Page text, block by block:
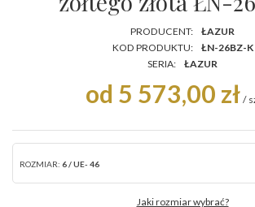
PRODUCENT:
ŁAZUR
KOD PRODUKTU:
ŁN-26BZ-K
SERIA:
ŁAZUR
od 5 573,00 zł /
ROZMIAR: 6 / UE- 46
Jaki rozmiar wybrać?